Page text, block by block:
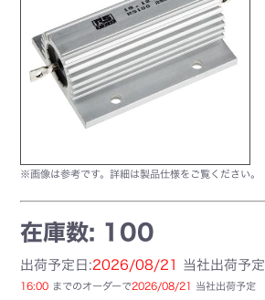
※画像は参考です。詳細は製品仕様をご覧ください。
在庫数: 100
出荷予定日:2026/08/21 当社出荷予定
16:00 までのオーダーで2026/08/21 当社出荷予定